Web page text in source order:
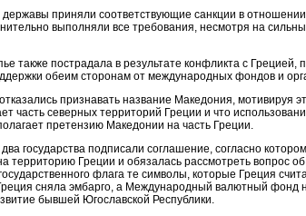
приняли соответствующие санкции в
выполняли все требования, несмотря на
также пострадала в результате конфликта с Грецией,
обеим сторонам от международных фондов и
признавать название Македония, мотивируя
часть северных территорий Греции и что
претензию Македонии на часть Греции.
два государства подписали соглашение, согласно
территорию Греции и обязалась рассмотреть вопрос
флага те символы, которые Греция
сняла эмбарго, а Международный валютный фонд
бывшей Югославской Республики.